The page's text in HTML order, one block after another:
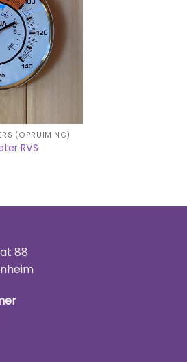
(OPRUIMING)
RVS
88